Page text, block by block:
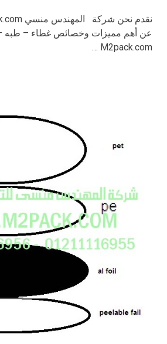
عن أهم مميزات وخصائص غطاء – طبه –
M2pack.com …